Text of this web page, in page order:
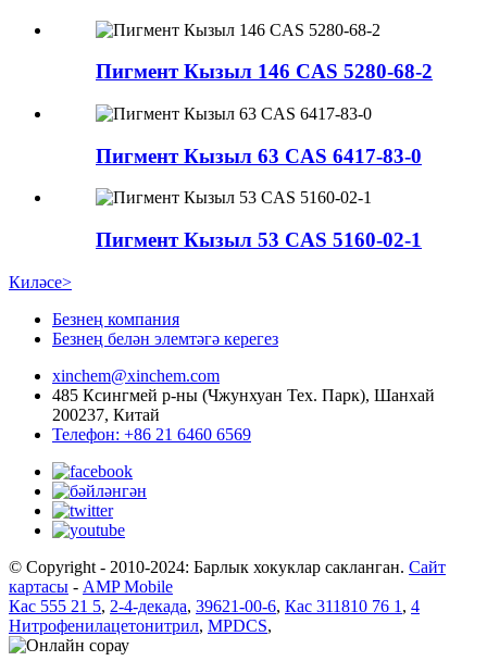
Пигмент Кызыл 146 CAS 5280-68-2
Пигмент Кызыл 63 CAS 6417-83-0
Пигмент Кызыл 53 CAS 5160-02-1
Киләсе>
Безнең компания
Безнең белән элемтәгә керегез
xinchem@xinchem.com
485 Ксингмей р-ны (Чжунхуан Тех. Парк), Шанхай
200237, Китай
Телефон: +86 21 6460 6569
© Copyright - 2010-2024: Барлык хокуклар сакланган. Сайт
картасы - AMP Mobile
Кас 555 21 5, 2-4-декада, 39621-00-6, Кас 311810 76 1 , 4
Нитрофенилацетонитрил, MPDCS,